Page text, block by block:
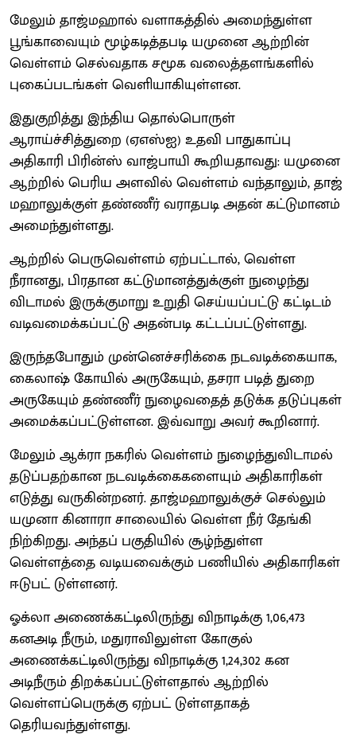
மேலும் தாஜ்மஹால் வளாகத்தில் அமைந்துள்ள
பூங்காவையும் மூழ்கடித்தபடி யமுனை ஆற்றின்
வெள்ளம் செல்வதாக சமூக வலைத்தளங்களில்
புகைப்படங்கள் வெளியாகியுள்ளன.
இதுகுறித்து இந்திய தொல்பொருள்
ஆராய்ச்சித்துறை (ஏஎஸ்ஐ) உதவி பாதுகாப்பு
அதிகாரி பிரின்ஸ் வாஜ்பாயி கூறியதாவது: யமுனை
ஆற்றில் பெரிய அளவில் வெள்ளம் வந்தாலும், தாஜ்
மஹாலுக்குள் தண்ணீர் வராதபடி அதன் கட்டுமானம்
அமைந்துள்ளது.
ஆற்றில் பெருவெள்ளம் ஏற்பட்டால், வெள்ள
நீரானது, பிரதான கட்டுமானத்துக்குள் நுழைந்து
விடாமல் இருக்குமாறு உறுதி செய்யப்பட்டு கட்டிடம்
வடிவமைக்கப்பட்டு அதன்படி கட்டப்பட்டுள்ளது.
இருந்தபோதும் முன்னெச்சரிக்கை நடவடிக்கையாக,
கைலாஷ் கோயில் அருகேயும், தசரா படித் துறை
அருகேயும் தண்ணீர் நுழைவதைத் தடுக்க தடுப்புகள்
அமைக்கப்பட்டுள்ளன. இவ்வாறு அவர் கூறினார்.
மேலும் ஆக்ரா நகரில் வெள்ளம் நுழைந்துவிடாமல்
தடுப்பதற்கான நடவடிக்கைகளையும் அதிகாரிகள்
எடுத்து வருகின்றனர். தாஜ்மஹாலுக்குச் செல்லும்
யமுனா கினாரா சாலையில் வெள்ள நீர் தேங்கி
நிற்கிறது. அந்தப் பகுதியில் சூழ்ந்துள்ள
வெள்ளத்தை வடியவைக்கும் பணியில் அதிகாரிகள்
ஈடுபட் டுள்ளனர்.
ஓக்லா அணைக்கட்டிலிருந்து விநாடிக்கு 1,06,473
கனஅடி நீரும், மதுராவிலுள்ள கோகுல்
அணைக்கட்டிலிருந்து விநாடிக்கு 1,24,302 கன
அடிநீரும் திறக்கப்பட்டுள்ளதால் ஆற்றில்
வெள்ளப்பெருக்கு ஏற்பட் டுள்ளதாகத்
தெரியவந்துள்ளது.